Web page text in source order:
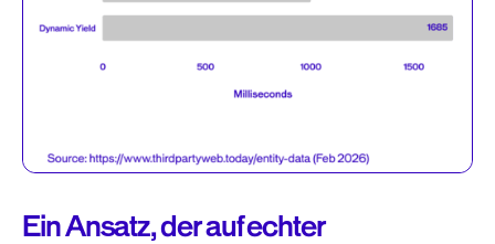
Ein Ansatz, der auf echter